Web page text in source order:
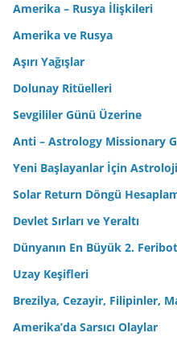
Amerika – Rusya İlişkileri
Amerika ve Rusya
Aşırı Yağışlar
Dolunay Ritüelleri
Sevgililer Günü Üzerine
Anti – Astrology Missionary
Yeni Başlayanlar İçin Astroloji
Solar Return Döngü
Devlet Sırları ve Yeraltı
Dünyanın En Büyük 2.
Uzay Keşifleri
Brezilya, Cezayir, Filipinler,
Amerika’da Sarsıcı Olaylar